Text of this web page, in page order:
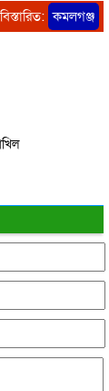
বিস্তারিত: কমলগঞ্জ